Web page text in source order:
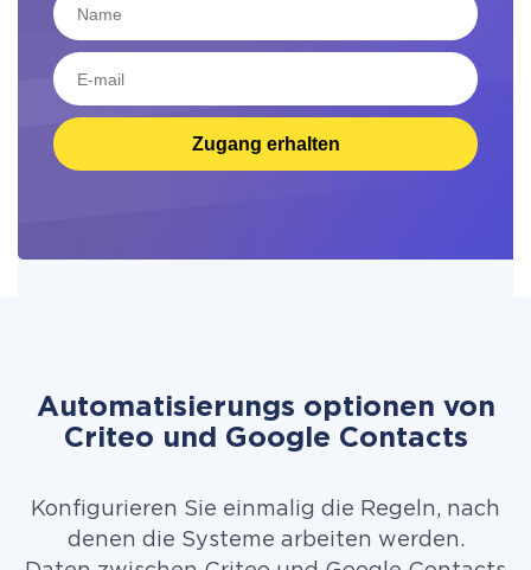
Zugang erhalten
Automatisierungs optionen von
Criteo und Google Contacts
Konfigurieren Sie einmalig die Regeln, nach
denen die Systeme arbeiten werden.